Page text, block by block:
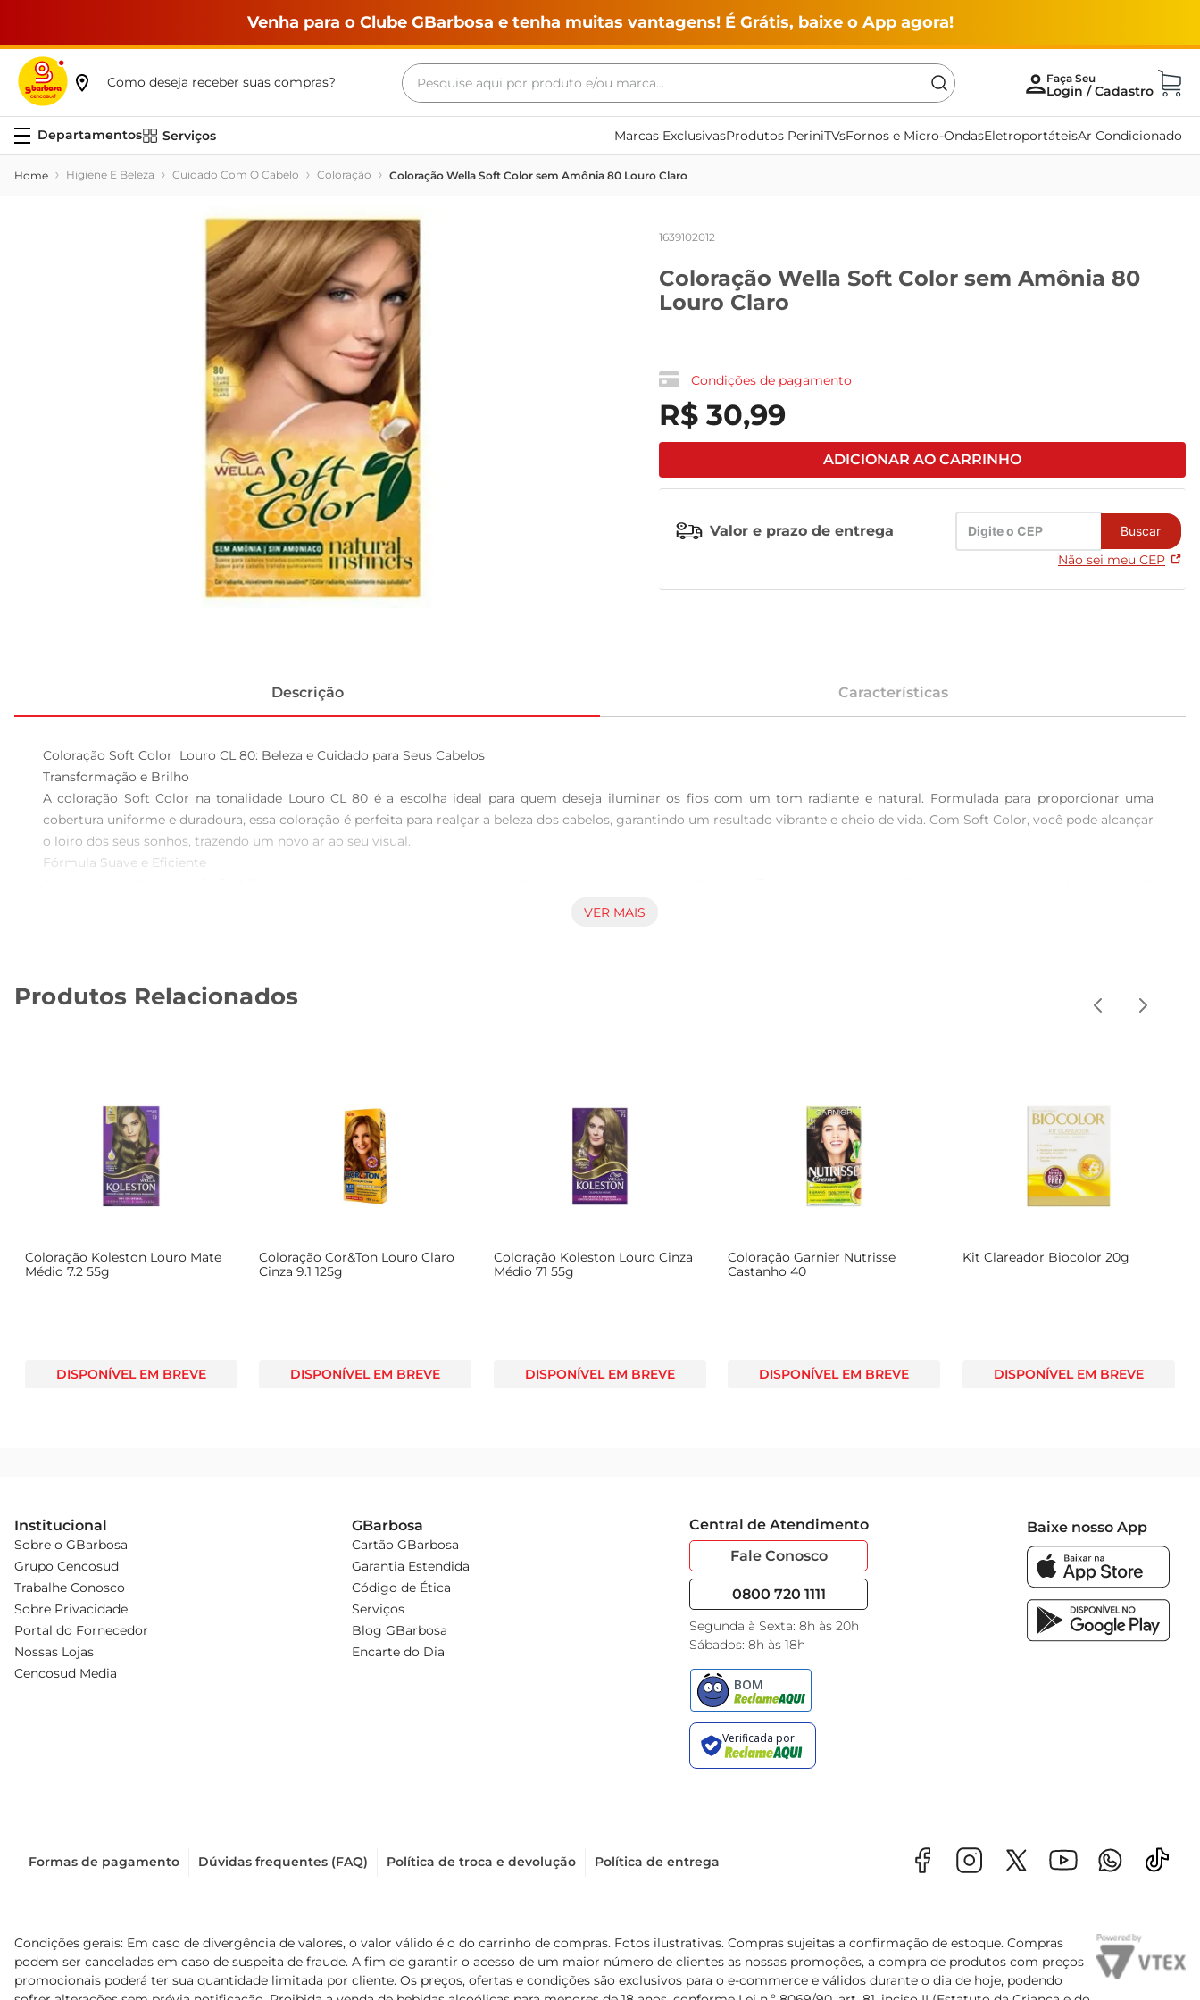
Venha para o Clube GBarbosa e tenha muitas vantagens! É Grátis, baixe o App agora!
Como deseja receber suas compras?
Pesquise aqui por produto e/ou marca...
Serviços Marcas ExclusivasProdutos PeriniTVsFornos e Micro-OndasEletroportáteisAr Condicionado
Higiene E Beleza Cuidado Com O Cabelo Coloração Coloração Wella Soft Color sem Amônia 80 Louro Claro
1639102012
Coloração Wella Soft Color sem Amônia 80
Louro Claro
Condições de pagamento
R$ 30,99
ADICIONAR AO CARRINHO
Valor e prazo de entrega Buscar
Não sei meu CEP
Descrição Características
Coloração Soft Color  Louro CL 80: Beleza e Cuidado para Seus Cabelos
Transformação e Brilho
A coloração Soft Color na tonalidade Louro CL 80 é a escolha ideal para quem deseja iluminar os fios com um tom radiante e natural. Formulada para proporcionar uma
cobertura uniforme e duradoura, essa coloração é perfeita para realçar a beleza dos cabelos, garantindo um resultado vibrante e cheio de vida. Com Soft Color, você pode alcançar
o loiro dos seus sonhos, trazendo um novo ar ao seu visual.
Fórmula Suave e Eficiente
cabelo, essa coloração minimiza os danos e promove um aspecto saudável e brilhante. A aplicação é simples e prática, permitindo que você tenha resultados profissionais no
durabilidade da coloração é um dos seus grandes diferenciais, permitindo que você desfrute de cabelos bonitos e bem cuidados por semanas.
para a aplicação, tornando o processo prático e acessível.
Com a coloração Soft Color, você não apenas muda a cor dos seus cabelos, mas também investe em cuidado e beleza, garantindo um visual radiante e cheio de vida.
VER MAIS
Produtos Relacionados
Coloração Koleston Louro Mate
Médio 7.2 55g
DISPONÍVEL EM BREVE
Coloração Cor&Ton Louro Claro
Cinza 9.1 125g
DISPONÍVEL EM BREVE
Coloração Koleston Louro Cinza
Médio 71 55g
DISPONÍVEL EM BREVE
Coloração Garnier Nutrisse
Castanho 40
DISPONÍVEL EM BREVE
Kit Clareador Biocolor 20g
DISPONÍVEL EM BREVE
Institucional
Sobre o GBarbosa
Grupo Cencosud
Trabalhe Conosco
Sobre Privacidade
Portal do Fornecedor
Nossas Lojas
Cencosud Media
GBarbosa
Cartão GBarbosa
Garantia Estendida
Código de Ética
Serviços
Blog GBarbosa
Encarte do Dia
Central de Atendimento
Fale Conosco
0800 720 1111
Segunda à Sexta: 8h às 20h
Sábados: 8h às 18h
Baixe nosso App
Formas de pagamento Dúvidas frequentes (FAQ) Política de troca e devolução Política de entrega
Condições gerais: Em caso de divergência de valores, o valor válido é o do carrinho de compras. Fotos ilustrativas. Compras sujeitas a confirmação de estoque. Compras
podem ser canceladas em caso de suspeita de fraude. A fim de garantir o acesso de um maior número de clientes as nossas promoções, a compra de produtos com preços
promocionais poderá ter sua quantidade limitada por cliente. Os preços, ofertas e condições são exclusivos para o e-commerce e válidos durante o dia de hoje, podendo
Termos mais buscados
maquina lavar